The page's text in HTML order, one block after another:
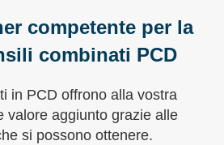
competente per la
combinati PCD
in PCD offrono alla vostra
valore aggiunto grazie alle
si possono ottenere.